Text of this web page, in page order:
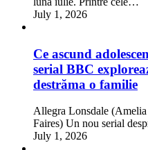
July 1, 2026
Ce ascund
serial BBC
destrăma o familie
Allegra Lonsdale
Faires) Un nou serial
July 1, 2026